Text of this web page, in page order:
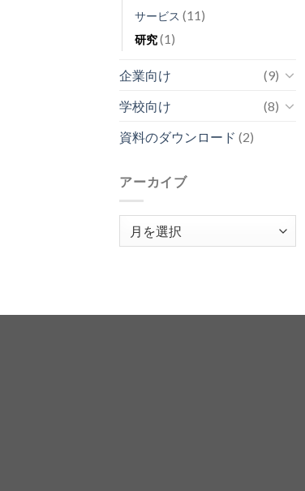
サービス (11)
研究(1)
企業向け
(9)
学校向け
(8)
資料のダウンロード (2)
アーカイブ